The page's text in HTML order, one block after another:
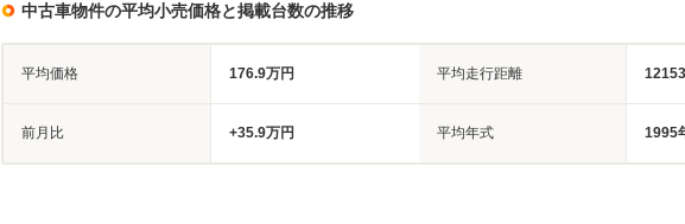
中古車物件の平均小売価格と掲載台数の推移
平均価格 176.9万円 平均走行距離
前月比 +35.9万円 平均年式 1995